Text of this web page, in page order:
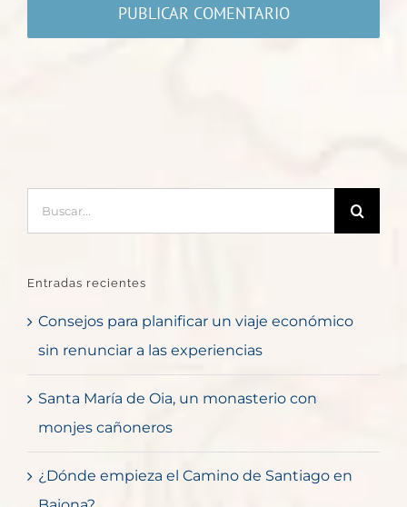
Entradas recientes
Consejos para planificar un viaje económico
sin renunciar a las experiencias
Santa María de Oia, un monasterio con
monjes cañoneros
¿Dónde empieza el Camino de Santiago en